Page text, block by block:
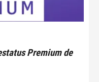
Premium de